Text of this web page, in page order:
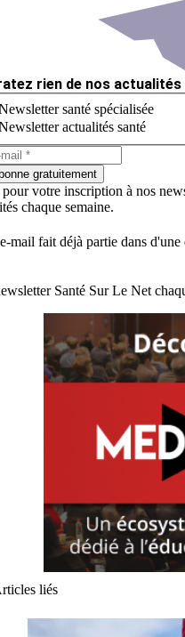
rien de nos
santé spécialisée
actualités santé
gratuitement
votre inscription à nos
chaque semaine.
mail fait déjà partie dans
Santé Sur Le Net
liés